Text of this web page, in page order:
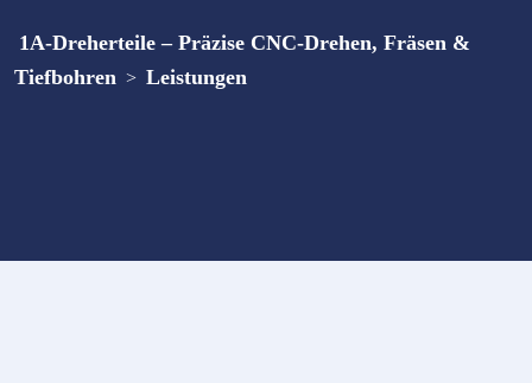
1A-Dreherteile – Präzise CNC-Drehen, Fräsen &
Tiefbohren > Leistungen